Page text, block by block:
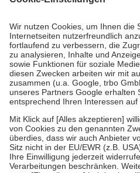
Kosten dafür, der Versicherte trägt
Grundsätzlich leisten Mitglieder
Prozent des Abgabepreises,
höchstens zehn Euro.Es sind
Kosten der Leistung zu entrichten.
Diese Regeln gelten grundsätzlich
Bei Heilmitteln und häuslicher
Zuzahlung zehn Prozent der
Verordnung.
Um das Engagement der
stärken und die besondere
fallenkeine Zuzahlungenan bei:
• Kindern und Jugendlichen bis